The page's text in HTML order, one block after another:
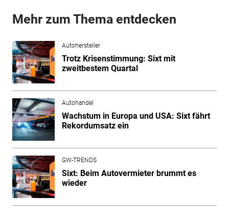
Mehr zum Thema entdecken
Autohersteller
Trotz Krisenstimmung: Sixt mit
zweitbestem Quartal
Autohandel
Wachstum in Europa und USA: Sixt fährt
Rekordumsatz ein
GW-TRENDS
Sixt: Beim Autovermieter brummt es
wieder